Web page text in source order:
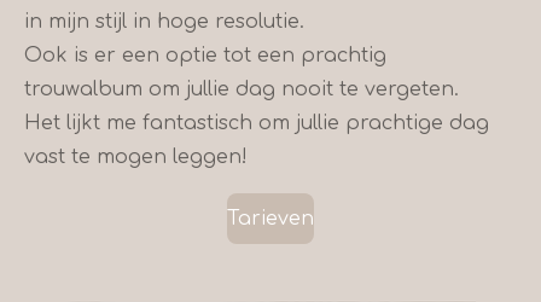
in mijn stijl in hoge resolutie.
Ook is er een optie tot een prachtig
trouwalbum om jullie dag nooit te vergeten.
Het lijkt me fantastisch om jullie prachtige dag
vast te mogen leggen!
Tarieven